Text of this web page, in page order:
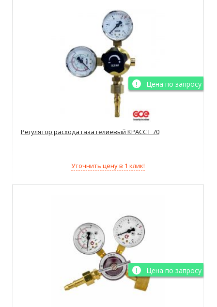
Цена по запросу
Регулятор расхода газа гелиевый КРАСС Г 70
Уточнить цену в 1 клик!
Цена по запросу